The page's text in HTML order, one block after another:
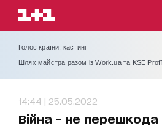
Голос країни: кастинг
Шлях майстра разом із Work.ua та KSE
14:44 | 25.05.2022
Війна – не